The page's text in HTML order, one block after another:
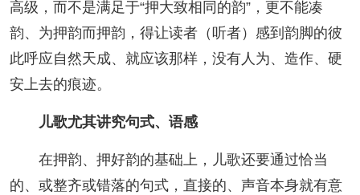
高级，而不是满足于“押大致相同的韵”，更不能凑
韵、为押韵而押韵，得让读者（听者）感到韵脚的彼
此呼应自然天成、就应该那样，没有人为、造作、硬
安上去的痕迹。
儿歌尤其讲究句式、语感
在押韵、押好韵的基础上，儿歌还要通过恰当
的、或整齐或错落的句式，直接的、声音本身就有意